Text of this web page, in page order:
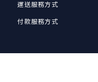
運送服務方式
付款服務方式